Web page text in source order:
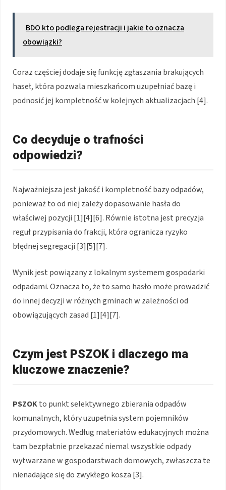
BDO kto podlega rejestracji i jakie to oznacza
obowiązki?
Coraz częściej dodaje się funkcję zgłaszania brakujących
haseł, która pozwala mieszkańcom uzupełniać bazę i
podnosić jej kompletność w kolejnych aktualizacjach [4].
Co decyduje o trafności
odpowiedzi?
Najważniejsza jest jakość i kompletność bazy odpadów,
ponieważ to od niej zależy dopasowanie hasła do
właściwej pozycji [1][4][6]. Równie istotna jest precyzja
reguł przypisania do frakcji, która ogranicza ryzyko
błędnej segregacji [3][5][7].
Wynik jest powiązany z lokalnym systemem gospodarki
odpadami. Oznacza to, że to samo hasło może prowadzić
do innej decyzji w różnych gminach w zależności od
obowiązujących zasad [1][4][7].
Czym jest PSZOK i dlaczego ma
kluczowe znaczenie?
PSZOKto punkt selektywnego zbierania odpadów
komunalnych, który uzupełnia system pojemników
przydomowych. Według materiałów edukacyjnych można
tam bezpłatnie przekazać niemal wszystkie odpady
wytwarzane w gospodarstwach domowych, zwłaszcza te
nienadające się do zwykłego kosza [3].